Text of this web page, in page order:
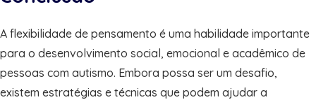
A flexibilidade de pensamento é uma habilidade importante
para o desenvolvimento social, emocional e acadêmico de
pessoas com autismo. Embora possa ser um desafio,
existem estratégias e técnicas que podem ajudar a